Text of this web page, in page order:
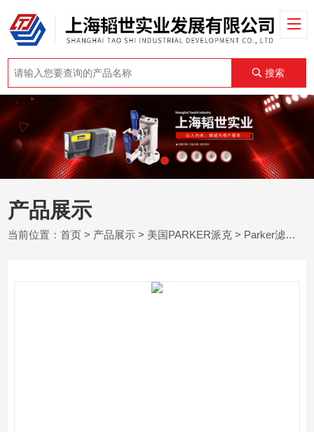
搜索
产品展示
当前位置：首页 > 产品展示 > 美国PARKER派克 > Parker滤芯